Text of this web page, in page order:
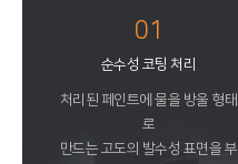
01
순수성 코팅 처리
처리된 페인트에 물을 방울 형태
로
만드는 고도의 발수성 표면을 부